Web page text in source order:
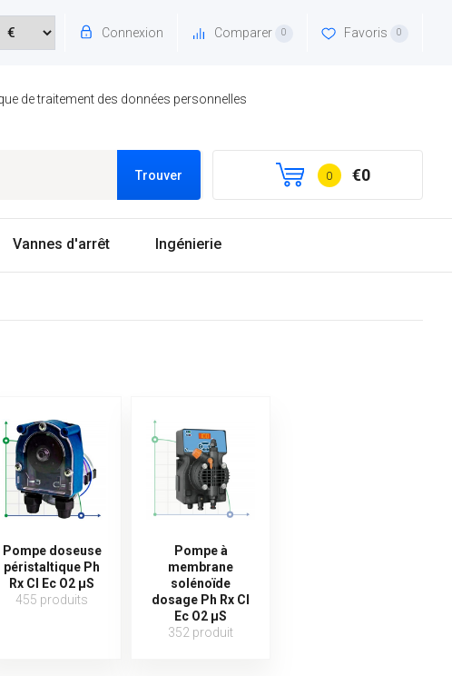
Connexion Comparer 0 Favoris 0
de traitement des données personnelles
Trouver 0 €0
Vannes d'arrêt Ingénierie
Pompe doseuse
péristaltique Ph
Rx Cl Ec O2 µS
455 produits
Pompe à
membrane
solénoïde
dosage Ph Rx Cl
Ec O2 µS
352 produit